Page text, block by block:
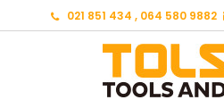
021 851 434 , 064 580 9882